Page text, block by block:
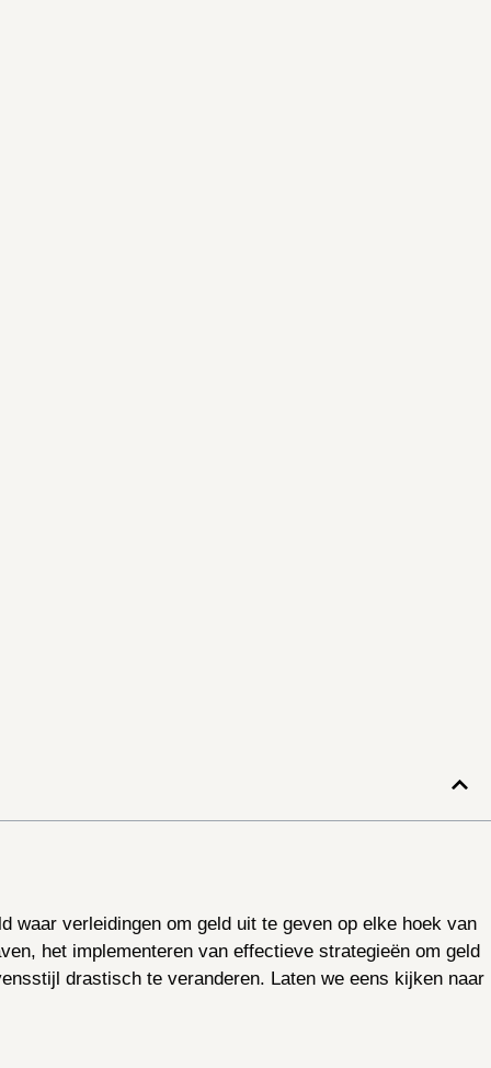
waar verleidingen om geld uit te geven op elke hoek van
het implementeren van effectieve strategieën om geld
drastisch te veranderen. Laten we eens kijken naar